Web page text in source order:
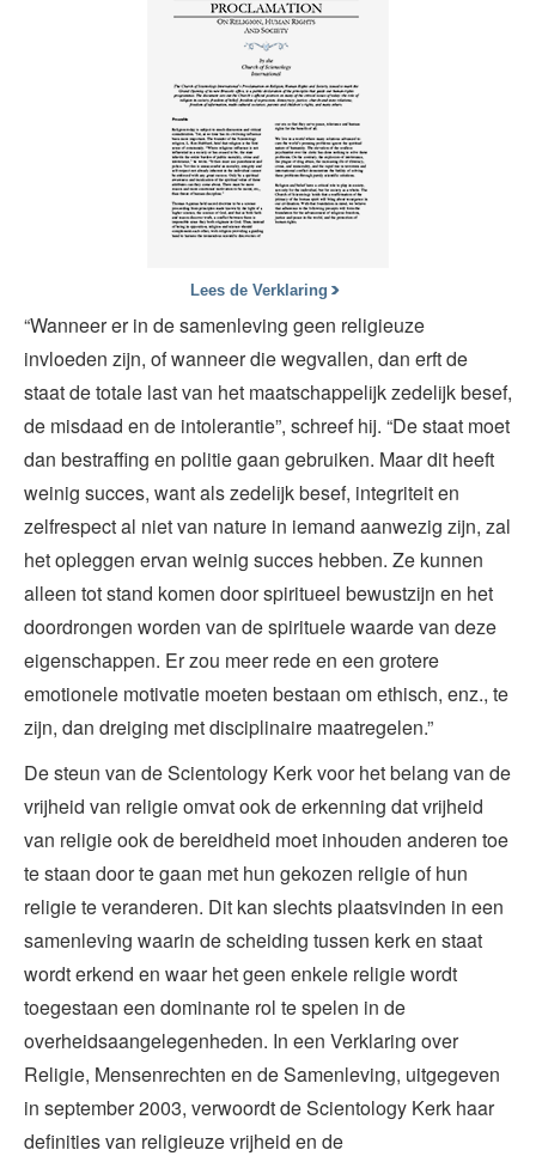
Lees de Verklaring
“Wanneer er in de samenleving geen religieuze
invloeden zijn, of wanneer die wegvallen, dan erft de
staat de totale last van het maatschappelijk zedelijk besef,
de misdaad en de intolerantie”, schreef hij. “De staat moet
dan bestraffing en politie gaan gebruiken. Maar dit heeft
weinig succes, want als zedelijk besef, integriteit en
zelfrespect al niet van nature in iemand aanwezig zijn, zal
het opleggen ervan weinig succes hebben. Ze kunnen
alleen tot stand komen door spiritueel bewustzijn en het
doordrongen worden van de spirituele waarde van deze
eigenschappen. Er zou meer rede en een grotere
emotionele motivatie moeten bestaan om ethisch, enz., te
zijn, dan dreiging met disciplinaire maatregelen.”
De steun van de Scientology Kerk voor het belang van de
vrijheid van religie omvat ook de erkenning dat vrijheid
van religie ook de bereidheid moet inhouden anderen toe
te staan door te gaan met hun gekozen religie of hun
religie te veranderen. Dit kan slechts plaatsvinden in een
samenleving waarin de scheiding tussen kerk en staat
wordt erkend en waar het geen enkele religie wordt
toegestaan een dominante rol te spelen in de
overheidsaangelegenheden. In een Verklaring over
Religie, Mensenrechten en de Samenleving, uitgegeven
in september 2003, verwoordt de Scientology Kerk haar
definities van religieuze vrijheid en de